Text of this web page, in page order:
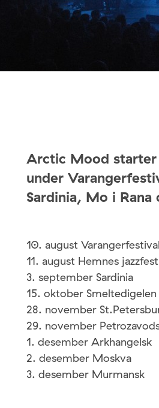
Arctic Mood starter
under
Sardinia, Mo i Rana
10. august
11. august Hemnes
3. september Sardinia
15. oktober Smeltedigelen
28. november
29. november
1. desember Arkhangelsk
2. desember Moskva
3. desember Murmansk